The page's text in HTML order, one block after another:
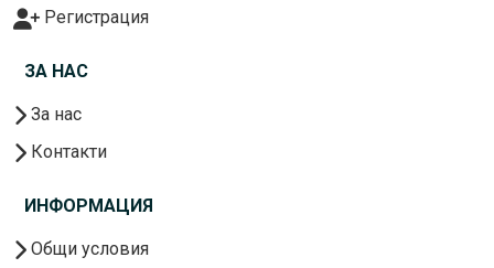
Регистрация
ЗА НАС
За нас
Контакти
ИНФОРМАЦИЯ
Общи условия